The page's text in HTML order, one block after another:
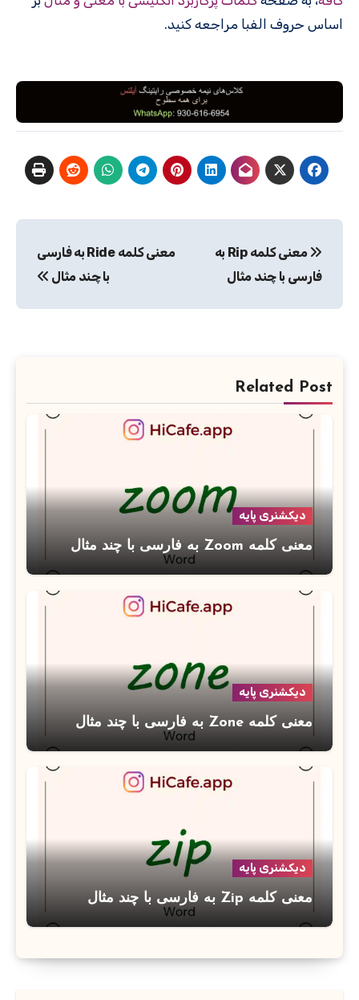
اساس حروف الفبا مراجعه کنید.
نوشته
معنی کلمه Rip به
فارسی با چند مثال
معنی کلمه Ride به فارسی
با چند مثال
Related Post
دیکشنری پایه
معنی کلمه Zoom به فارسی با چند مثال
دیکشنری پایه
معنی کلمه Zone به فارسی با چند مثال
دیکشنری پایه
معنی کلمه Zip به فارسی با چند مثال